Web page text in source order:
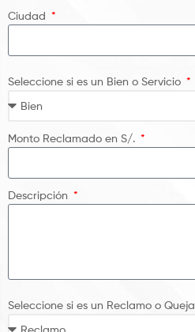
Ciudad
Seleccione si es un Bien o Servicio
Monto Reclamado en S/.
Descripción
Seleccione si es un Reclamo o Queja